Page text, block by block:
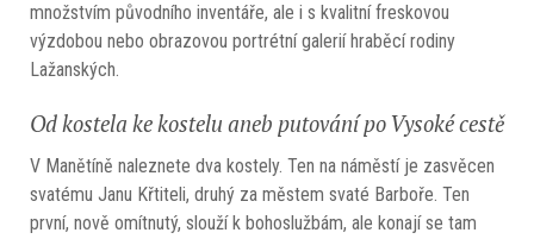
množstvím původního inventáře, ale i s kvalitní freskovou
výzdobou nebo obrazovou portrétní galerií hraběcí rodiny
Lažanských.
Od kostela ke kostelu aneb putování po Vysoké cestě
V Manětíně naleznete dva kostely. Ten na náměstí je zasvěcen
svatému Janu Křtiteli, druhý za městem svaté Barboře. Ten
první, nově omítnutý, slouží k bohoslužbám, ale konají se tam